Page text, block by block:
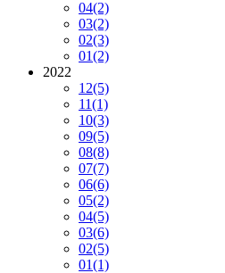
04(2)
03(2)
02(3)
01(2)
2022
12(5)
11(1)
10(3)
09(5)
08(8)
07(7)
06(6)
05(2)
04(5)
03(6)
02(5)
01(1)